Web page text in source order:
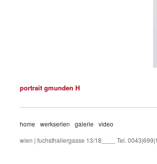
portrait gmunden H
home werkserien galerie
video
wien | fuchsthallergasse 13/18____ Tel.